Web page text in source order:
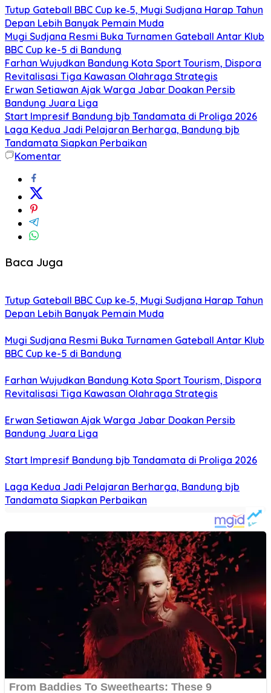
Tutup Gateball BBC Cup ke‑5, Mugi Sudjana Harap Tahun
Depan Lebih Banyak Pemain Muda
Mugi Sudjana Resmi Buka Turnamen Gateball Antar Klub
BBC Cup ke-5 di Bandung
Farhan Wujudkan Bandung Kota Sport Tourism, Dispora
Revitalisasi Tiga Kawasan Olahraga Strategis
Erwan Setiawan Ajak Warga Jabar Doakan Persib
Bandung Juara Liga
Start Impresif Bandung bjb Tandamata di Proliga 2026
Laga Kedua Jadi Pelajaran Berharga, Bandung bjb
Tandamata Siapkan Perbaikan
Komentar
Baca Juga
Tutup Gateball BBC Cup ke‑5, Mugi Sudjana Harap Tahun
Depan Lebih Banyak Pemain Muda
Mugi Sudjana Resmi Buka Turnamen Gateball Antar Klub
BBC Cup ke-5 di Bandung
Farhan Wujudkan Bandung Kota Sport Tourism, Dispora
Revitalisasi Tiga Kawasan Olahraga Strategis
Erwan Setiawan Ajak Warga Jabar Doakan Persib
Bandung Juara Liga
Start Impresif Bandung bjb Tandamata di Proliga 2026
Laga Kedua Jadi Pelajaran Berharga, Bandung bjb
Tandamata Siapkan Perbaikan